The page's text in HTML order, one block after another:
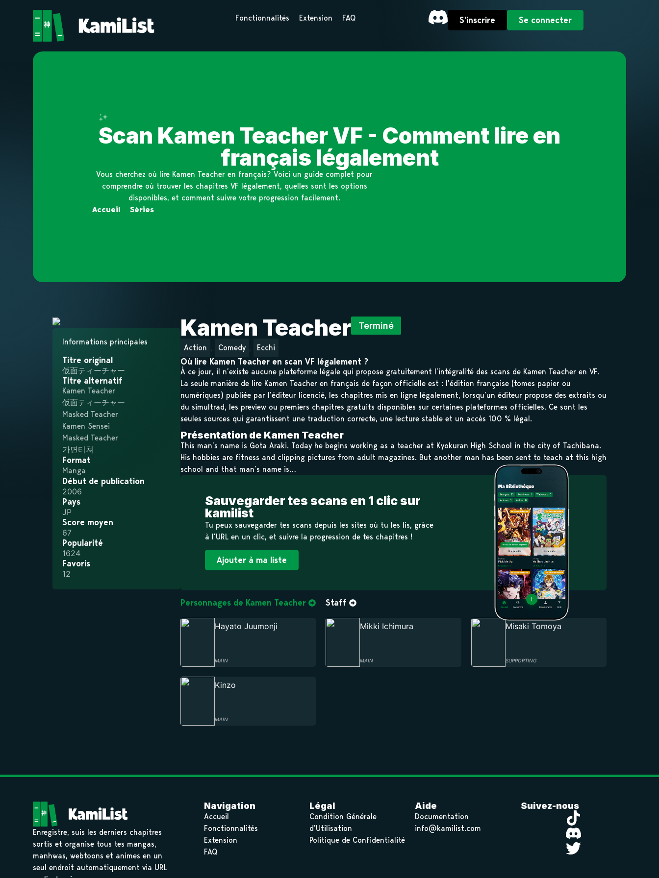
Fonctionnalités Extension FAQ S'inscrire Se connecter
Enregistre en un seul clic
Scan Kamen Teacher VF - Comment lire en
français légalement
Vous cherchez où lire Kamen Teacher en français? Voici un guide complet pour
comprendre où trouver les chapitres VF légalement, quelles sont les options
disponibles, et comment suivre votre progression facilement.
Accueil »Séries
Kamen Teacher Terminé
Action Comedy Ecchi
Où lire Kamen Teacher en scan VF légalement ?
À ce jour, il n’existe aucune plateforme légale qui propose gratuitement l’intégralité des scans de Kamen Teacher en VF.
La seule manière de lire Kamen Teacher en français de façon officielle est : l’édition française (tomes papier ou
numériques) publiée par l’éditeur licencié, les chapitres mis en ligne légalement, lorsqu’un éditeur propose des extraits ou
du simultrad, les preview ou premiers chapitres gratuits disponibles sur certaines plateformes officielles. Ce sont les
seules sources qui garantissent une traduction correcte, une lecture stable et un accès 100 % légal.
Présentation de Kamen Teacher
This man’s name is Gota Araki. Today he begins working as a teacher at Kyokuran High School in the city of Tachibana.
His hobbies are fitness and clipping pictures from adult magazines. But another man has been sent to teach at this high
school and that man’s name is…
Sauvegarder tes scans en 1 clic sur
kamilist
Tu peux sauvegarder tes scans depuis les sites où tu les lis, grâce
à l’URL en un clic, et suivre la progression de tes chapitres !
Ajouter à ma liste
Personnages de Kamen Teacher Staff
Hayato Juumonji
MAIN
Mikki Ichimura
MAIN
Misaki Tomoya
SUPPORTING
Kinzo
MAIN
Informations principales
Titre original
仮面ティーチャー
Titre alternatif
Kamen Teacher
仮面ティーチャー
Masked Teacher
Kamen Sensei
Masked Teacher
가면티쳐
Format
Manga
Début de publication
2006
Pays
JP
Score moyen
67
Popularité
1624
Favoris
12
Enregistre, suis les derniers chapitres
sortis et organise tous tes mangas,
manhwas, webtoons et animes en un
seul endroit automatiquement via URL
Navigation
Accueil
Fonctionnalités
Extension
FAQ
Légal
Condition Générale
d’Utilisation
Politique de Confidentialité
Aide
Documentation
info@kamilist.com
Suivez-nous